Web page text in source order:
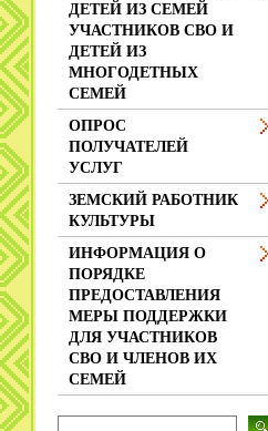
ДЕТЕЙ ИЗ СЕМЕЙ
УЧАСТНИКОВ СВО И
ДЕТЕЙ ИЗ
МНОГОДЕТНЫХ
СЕМЕЙ
ОПРОС
ПОЛУЧАТЕЛЕЙ
УСЛУГ
ЗЕМСКИЙ РАБОТНИК
КУЛЬТУРЫ
ИНФОРМАЦИЯ О
ПОРЯДКЕ
ПРЕДОСТАВЛЕНИЯ
МЕРЫ ПОДДЕРЖКИ
ДЛЯ УЧАСТНИКОВ
СВО И ЧЛЕНОВ ИХ
СЕМЕЙ